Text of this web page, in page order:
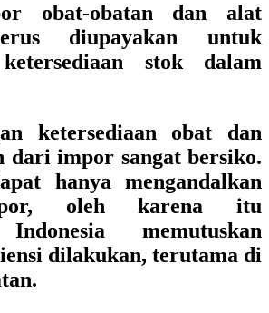
obat-obatan dan alat
diupayakan untuk
stok dalam
ketersediaan obat dan
dari impor sangat bersiko.
hanya mengandalkan
oleh karena itu
memutuskan
dilakukan, terutama di